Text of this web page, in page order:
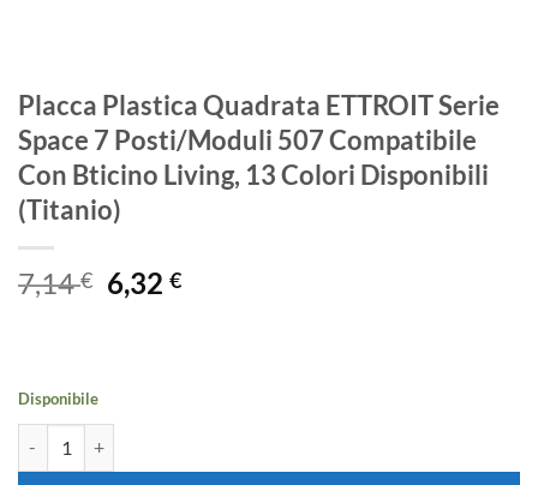
Placca Plastica Quadrata ETTROIT Serie
Space 7 Posti/Moduli 507 Compatibile
Con Bticino Living, 13 Colori Disponibili
(Titanio)
7,14€ Il
prezzo
6,32€Il
Disponibile